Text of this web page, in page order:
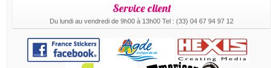
Service client
Du lundi au vendredi de 9h00 à 13h00 Tel : (33) 04 67 94 97 12